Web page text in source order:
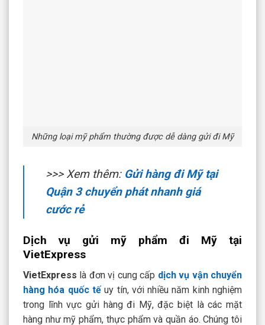
Những loại mỹ phẩm thường được dễ dàng gửi đi Mỹ
>>> Xem thêm: Gửi hàng đi Mỹ tại
Quận 3 chuyển phát nhanh giá
cước rẻ
Dịch vụ gửi mỹ phẩm đi Mỹ tại
VietExpress
VietExpress là đơn vị cung cấp dịch vụ vận chuyển
hàng hóa quốc tếuy tín, với nhiều năm kinh nghiệm
trong lĩnh vực gửi hàng đi Mỹ, đặc biệt là các mặt
hàng như mỹ phẩm, thực phẩm và quần áo. Chúng tôi